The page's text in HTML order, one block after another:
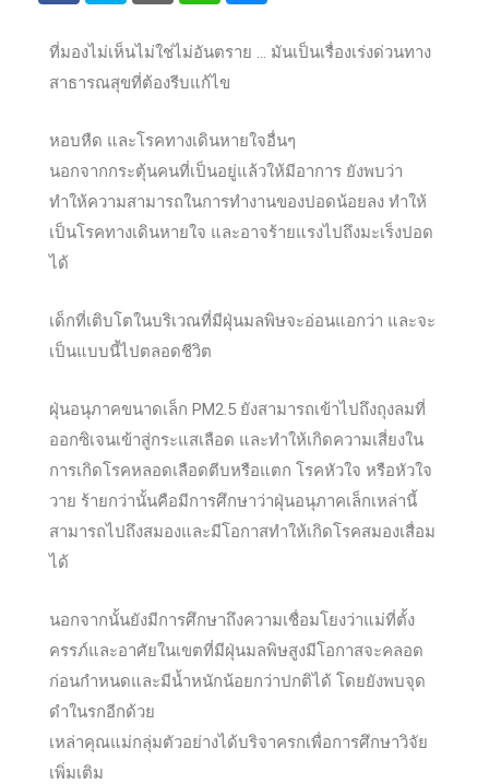
ที่มองไม่เห็นไม่ใช่ไม่อันตราย … มันเป็นเรื่องเร่งด่วนทาง
สาธารณสุขที่ต้องรีบแก้ไข
หอบหืด และโรคทางเดินหายใจอื่นๆ
นอกจากกระตุ้นคนที่เป็นอยู่แล้วให้มีอาการ ยังพบว่า
ทำให้ความสามารถในการทำงานของปอดน้อยลง ทำให้
เป็นโรคทางเดินหายใจ และอาจร้ายแรงไปถึงมะเร็งปอด
ได้
เด็กที่เติบโตในบริเวณที่มีฝุ่นมลพิษจะอ่อนแอกว่า และจะ
เป็นแบบนี้ไปตลอดชีวิต
ฝุ่นอนุภาคขนาดเล็ก PM2.5 ยังสามารถเข้าไปถึงถุงลมที่
ออกซิเจนเข้าสู่กระแสเลือด และทำให้เกิดความเสี่ยงใน
การเกิดโรคหลอดเลือดตีบหรือแตก โรคหัวใจ หรือหัวใจ
วาย ร้ายกว่านั้นคือมีการศึกษาว่าฝุ่นอนุภาคเล็กเหล่านี้
สามารถไปถึงสมองและมีโอกาสทำให้เกิดโรคสมองเสื่อม
ได้
นอกจากนั้นยังมีการศึกษาถึงความเชื่อมโยงว่าแม่ที่ตั้ง
ครรภ์และอาศัยในเขตที่มีฝุ่นมลพิษสูงมีโอกาสจะคลอด
ก่อนกำหนดและมีน้ำหนักน้อยกว่าปกติได้ โดยยังพบจุด
ดำในรกอีกด้วย
เหล่าคุณแม่กลุ่มตัวอย่างได้บริจาครกเพื่อการศึกษาวิจัย
เพิ่มเติม